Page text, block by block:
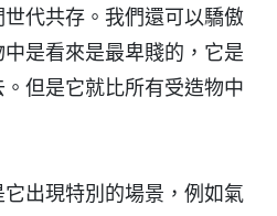
代共存。我們還可以驕傲
是看來是最卑賤的，它是
但是它就比所有受造物中
出現特別的場景，例如氣